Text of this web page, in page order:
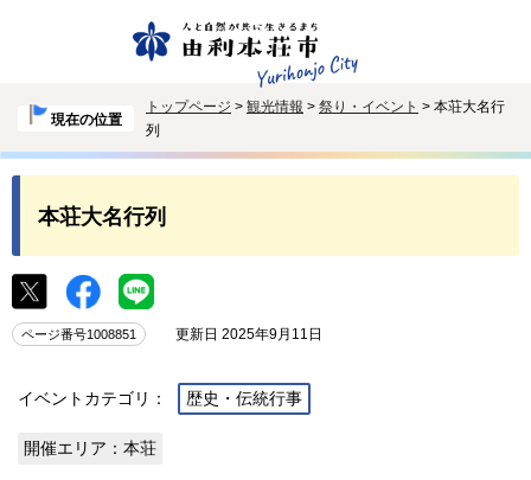
現在の位置
トップページ > 観光情報 > 祭り・イベント > 本荘大名行
列
本荘大名行列
ページ番号1008851 更新日 2025年9月11日
イベントカテゴリ： 歴史・伝統行事
開催エリア：本荘